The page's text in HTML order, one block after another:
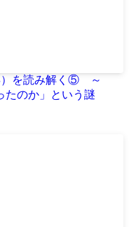
）を読み解く⑤ ～
たのか」という謎